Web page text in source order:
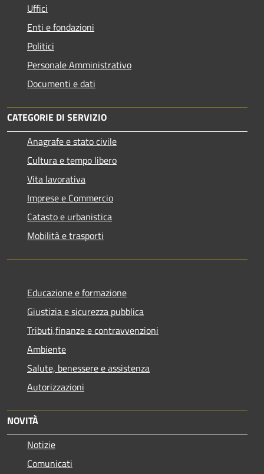
Uffici
Enti e fondazioni
Politici
Personale Amministrativo
Documenti e dati
CATEGORIE DI SERVIZIO
Anagrafe e stato civile
Cultura e tempo libero
Vita lavorativa
Imprese e Commercio
Catasto e urbanistica
Mobilità e trasporti
Educazione e formazione
Giustizia e sicurezza pubblica
Tributi,finanze e contravvenzioni
Ambiente
Salute, benessere e assistenza
Autorizzazioni
NOVITÀ
Notizie
Comunicati